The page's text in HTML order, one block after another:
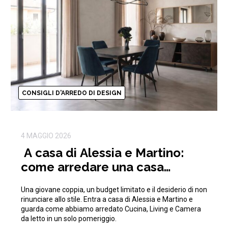
CONSIGLI D'ARREDO DI DESIGN
4 MAGGIO 2026
A casa di Alessia e Martino:
come arredare una casa
Una giovane coppia, un budget limitato e il desiderio di non
rinunciare allo stile. Entra a casa di Alessia e Martino e
guarda come abbiamo arredato Cucina, Living e Camera
da letto in un solo pomeriggio.